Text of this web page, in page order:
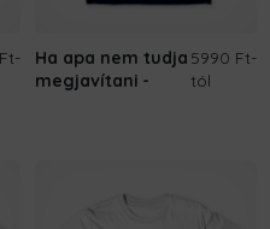
-
Ha apa nem tudja
megjavítani
5990 Ft-
tól